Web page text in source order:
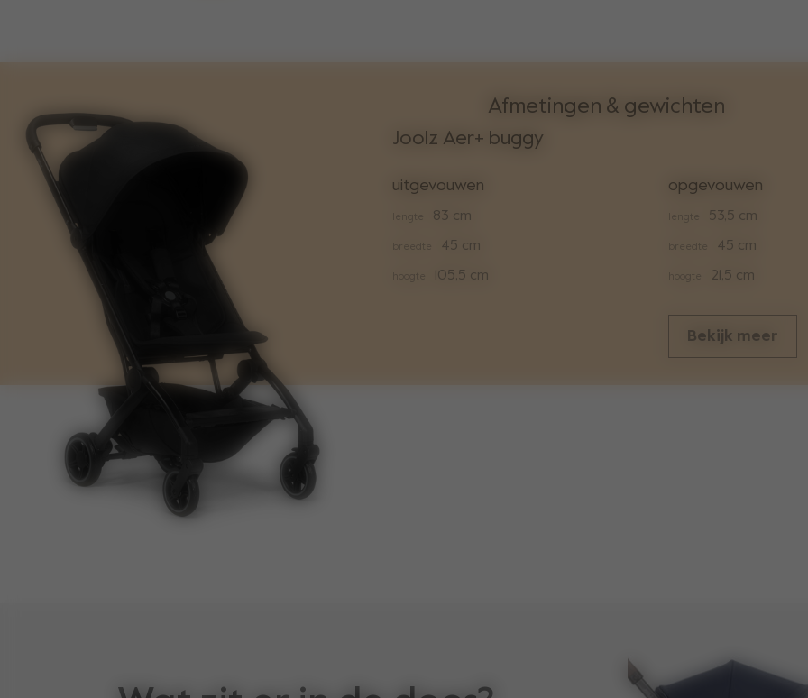
Afmetingen & gewichten
Joolz Aer+ buggy
uitgevouwen
83 cm
45 cm
105,5 cm
opgevouwen
53,5 cm
45 cm
21,5 cm
Bekijk meer